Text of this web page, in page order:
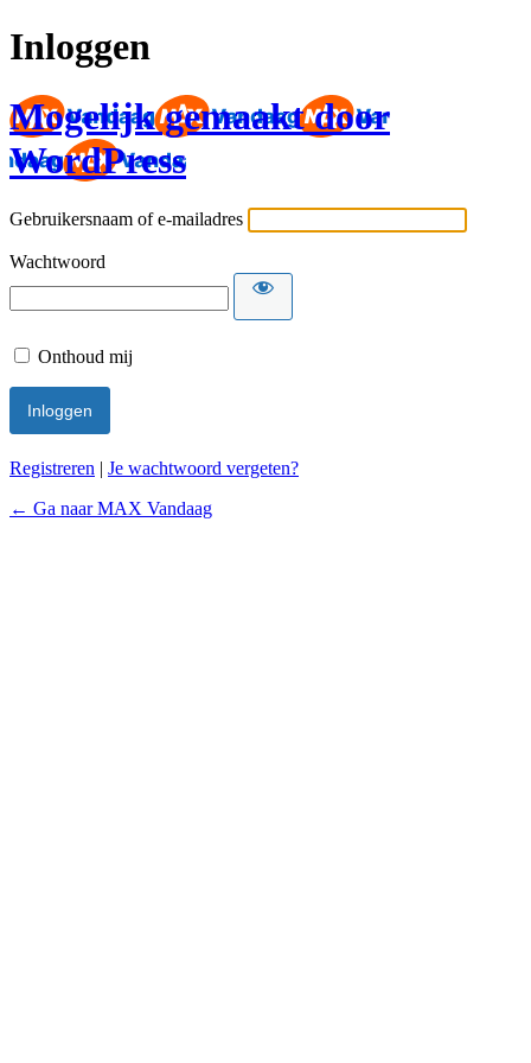
Inloggen
Mogelijk gemaakt door
WordPress
Gebruikersnaam of e-mailadres
Wachtwoord
Onthoud mij
Registreren | Je wachtwoord vergeten?
← Ga naar MAX Vandaag